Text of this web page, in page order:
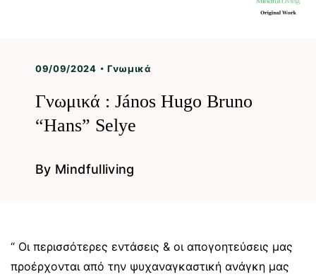
09/09/2024 Γνωμικά
Γνωμικά : János Hugo Bruno
“Hans” Selye
By Mindfulliving
“ Οι περισσότερες εντάσεις & οι απογοητεύσεις μας
προέρχονται από την ψυχαναγκαστική ανάγκη μας